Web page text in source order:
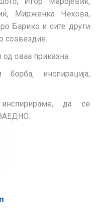
Мирженка Чехова,
Барико и сите други
соѕвездие.
оваа приказна.
инспирација,
да се